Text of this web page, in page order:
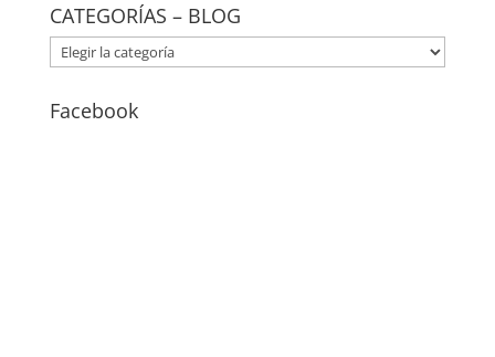
CATEGORÍAS – BLOG
CATEGORÍAS
–
Facebook